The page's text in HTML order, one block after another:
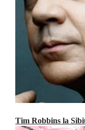
Tim Robbins la